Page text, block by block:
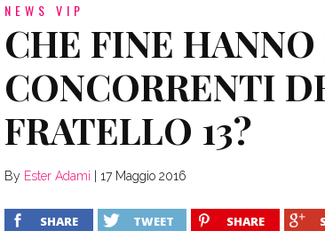
NEWS VIP
CHE FINE
CONCORRENTI
FRATELLO 13?
By Ester Adami 17 Maggio 2016
SHARE TWEET SHARE